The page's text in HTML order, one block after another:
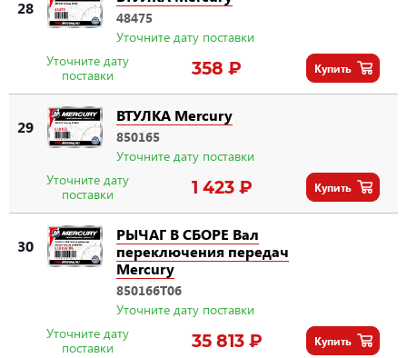
28
48475
Уточните дату поставки
Уточните дату
поставки
358 ₽ Купить
29
ВТУЛКА Mercury
850165
Уточните дату поставки
Уточните дату
поставки
1 423 ₽ Купить
30
РЫЧАГ В СБОРЕ Вал
переключения передач
Mercury
850166T06
Уточните дату поставки
Уточните дату
поставки
35 813 ₽ Купить